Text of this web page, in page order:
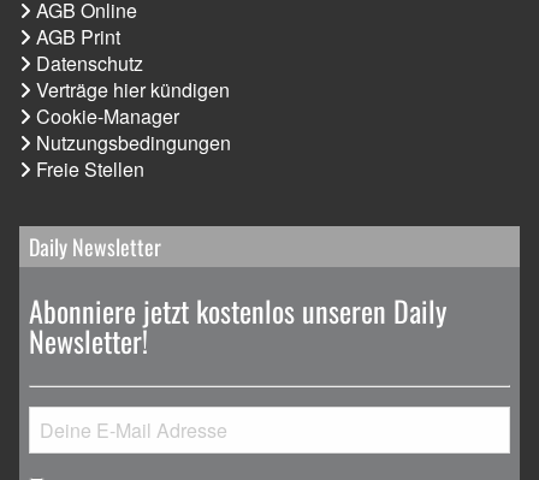
AGB Online
AGB Print
Datenschutz
Verträge hier kündigen
Cookie-Manager
Nutzungsbedingungen
Freie Stellen
Daily Newsletter
Abonniere jetzt kostenlos unseren Daily
Newsletter!